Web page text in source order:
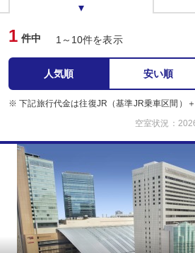
1 件中 1～10件を表示
人気順 安い順
※ 下記旅行代金は往復JR（基準JR乗車区間）＋
空室状況：